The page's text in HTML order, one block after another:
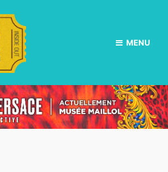
MENU